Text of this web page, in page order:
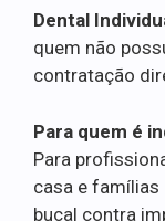
Dental
quem não
contratação
Para quem é
Para
casa e famílias
bucal contra